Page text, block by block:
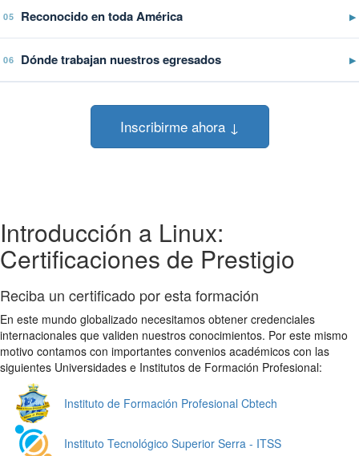
05 Reconocido en toda América ▶
06 Dónde trabajan nuestros egresados ▶
Inscribirme ahora ↓
Introducción a Linux:
Certificaciones de Prestigio
Reciba un certificado por esta formación
En este mundo globalizado necesitamos obtener credenciales
internacionales que validen nuestros conocimientos. Por este mismo
motivo contamos con importantes convenios académicos con las
siguientes Universidades e Institutos de Formación Profesional:
Instituto de Formación Profesional Cbtech
Instituto Tecnológico Superior Serra - ITSS